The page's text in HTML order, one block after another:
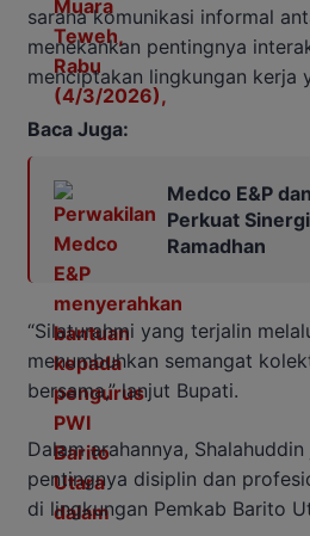
sarana komunikasi informal
menekankan pentingnya
menciptakan lingkungan kerja
Baca Juga:
Medco E&P
Perkuat
Ramadhan
“Silaturahmi yang terjalin
menumbuhkan semangat
bersama,” lanjut Bupati.
Dalam arahannya,
pentingnya disiplin dan
di lingkungan Pemkab Barito